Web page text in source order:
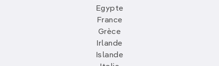
Egypte
France
Grèce
Irlande
Islande